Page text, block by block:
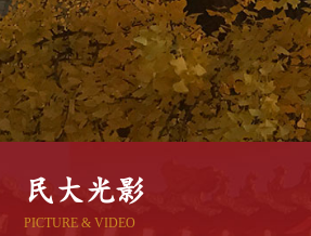
民大光影
PICTURE & VIDEO